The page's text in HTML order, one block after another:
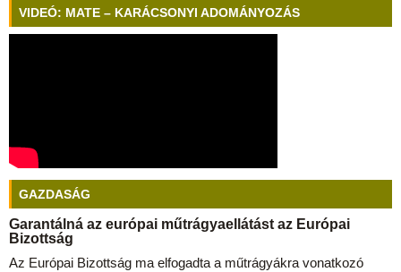
VIDEÓ: MATE – KARÁCSONYI ADOMÁNYOZÁS
GAZDASÁG
Garantálná az európai műtrágyaellátást az Európai
Bizottság
Az Európai Bizottság ma elfogadta a műtrágyákra vonatkozó